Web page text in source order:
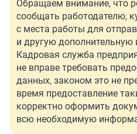
Обращаем внимание, что
сообщать работодателю,
с места работы для
и другую
Кадровая служба
не вправе требовать
данных, законом это не
время предоставление
корректно оформить
всю необходимую